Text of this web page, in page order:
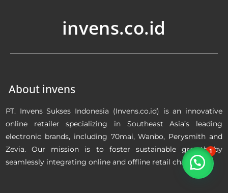
invens.co.id
About invens
PT. Invens Sukses Indonesia (Invens.co.id) is an innovative
online retailer specializing in Southeast Asia’s leading
electronic brands, including 70mai, Wanbo, Perysmith and
Zevia. Our mission is to foster sustainable growth by
seamlessly integrating online and offline retail channels.
1